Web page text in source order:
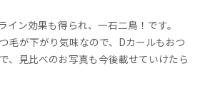
イン効果も得られ、一石二鳥！です。
毛が下がり気味なので、Dカールもおつ
、見比べのお写真も今後載せていけたら